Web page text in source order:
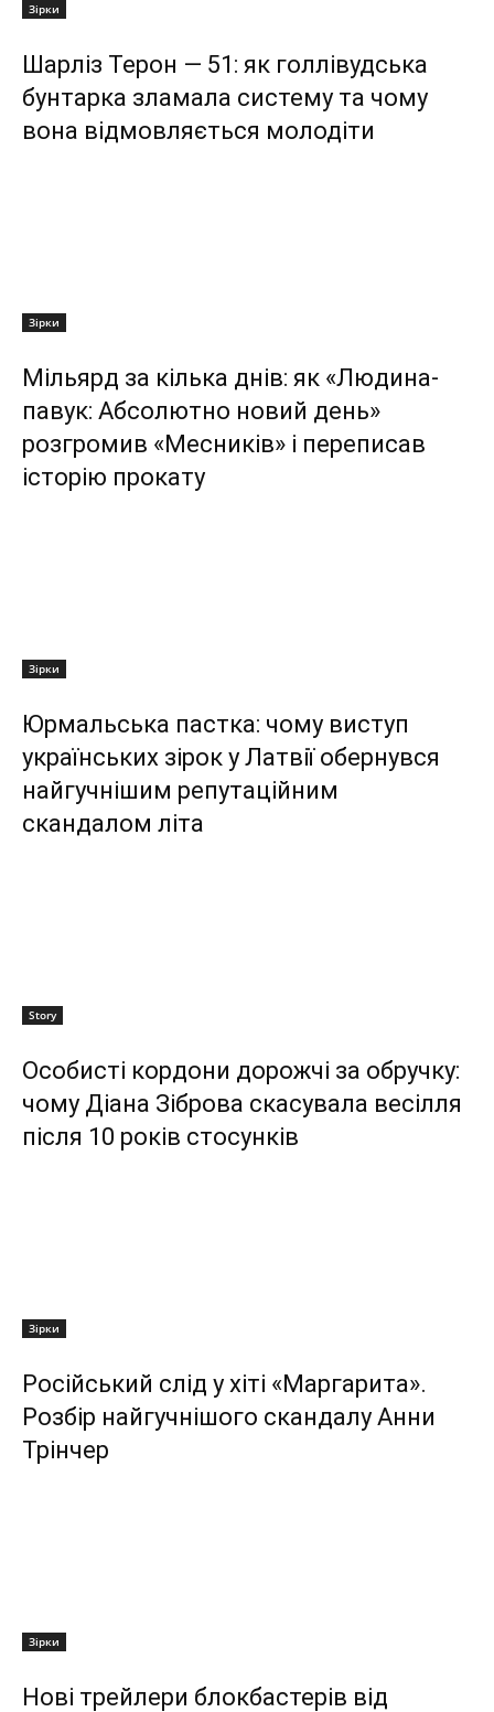
Зірки
Шарліз Терон — 51: як голлівудська
бунтарка зламала систему та чому
вона відмовляється молодіти
Зірки
Мільярд за кілька днів: як «Людина-
павук: Абсолютно новий день»
розгромив «Месників» і переписав
історію прокату
Зірки
Юрмальська пастка: чому виступ
українських зірок у Латвії обернувся
найгучнішим репутаційним
скандалом літа
Story
Особисті кордони дорожчі за обручку:
чому Діана Зіброва скасувала весілля
після 10 років стосунків
Зірки
Російський слід у хіті «Маргарита».
Розбір найгучнішого скандалу Анни
Трінчер
Зірки
Нові трейлери блокбастерів від